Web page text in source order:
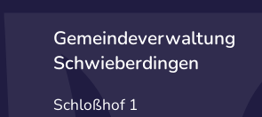
Gemeindeverwaltung
Schwieberdingen
Schloßhof 1